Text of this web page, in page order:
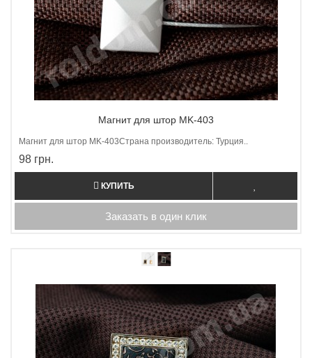
Магнит для штор MK-403
Магнит для штор МK-403Страна производитель: Турция..
98 грн.
КУПИТЬ
Заказать в один клик